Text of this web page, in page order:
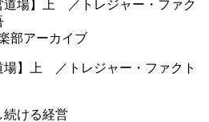
部アーカイブ
場】上 ／トレジャー・ファクト
ける経営